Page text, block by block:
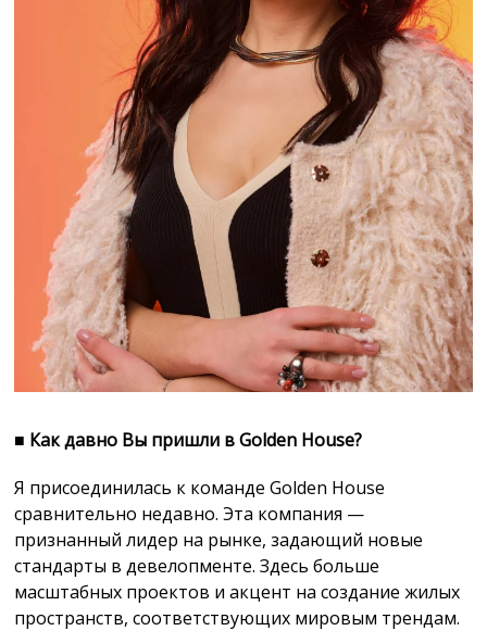
■ Как давно Вы пришли в Golden House?
Я присоединилась к команде Golden House
сравнительно недавно. Эта компания —
признанный лидер на рынке, задающий новые
стандарты в девелопменте. Здесь больше
масштабных проектов и акцент на создание жилых
пространств, соответствующих мировым трендам.